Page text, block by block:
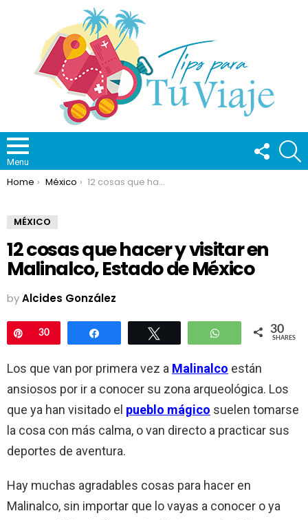
Menu
FOLLOW
US
You are here:
Home México 12 cosas que hacer y visitar en Malinalco, Estado de México
MÉXICO
12 cosas que hacer y visitar en
Malinalco, Estado de México
byAlcides González
Pin
30 WhatsApp30
SHARES
Los que van por primera vez a Malinalco están
ansiosos por ir a conocer su zona arqueológica. Los
que ya han visitado el pueblo mágico suelen tomarse
la cosa con más calma, o van directo a practicar sus
deportes de aventura.
Hay muchas agradables cosas para hacer en
Malinalco, sin importar que lo vayas a conocer o ya